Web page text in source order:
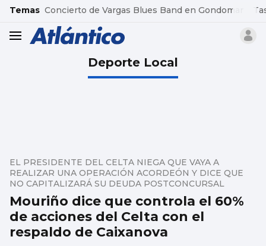
common.go-to-content
Temas Concierto de Vargas Blues Band en Gondomar
header.menu.open
Deporte Local
Mouriño dice que controla el 60%
de acciones del Celta con el
respaldo de Caixanova
EL PRESIDENTE DEL CELTA NIEGA QUE VAYA A
REALIZAR UNA OPERACIÓN ACORDEÓN Y DICE QUE
NO CAPITALIZARÁ SU DEUDA POSTCONCURSAL